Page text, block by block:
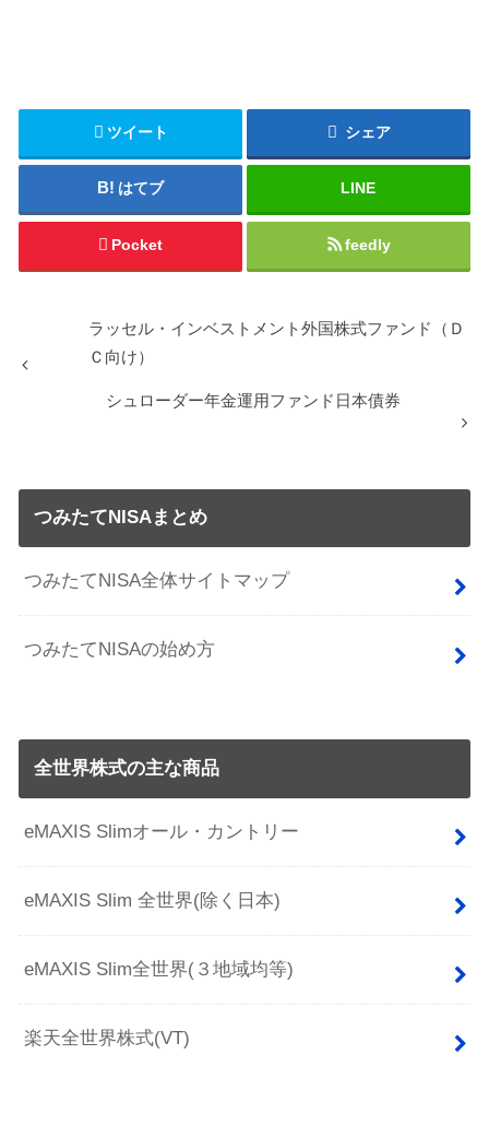
ツイート シェア
はてブ LINE
Pocket feedly
ラッセル・インベストメント外国株式ファンド（Ｄ
Ｃ向け）
シュローダー年金運用ファンド日本債券
つみたてNISAまとめ
つみたてNISA全体サイトマップ
つみたてNISAの始め方
全世界株式の主な商品
eMAXIS Slimオール・カントリー
eMAXIS Slim 全世界(除く日本)
eMAXIS Slim全世界(３地域均等)
楽天全世界株式(VT)